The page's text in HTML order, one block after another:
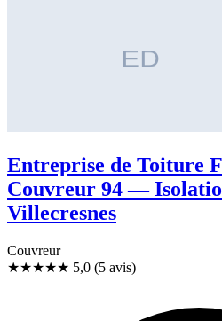
Entreprise de Toiture
Couvreur 94 —
Villecresnes
Couvreur
★★★★★ 5,0 (5 avis)